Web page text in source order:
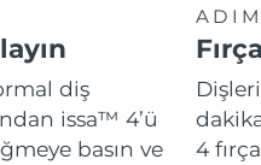
diş
issa™ 4’ü
basın ve
4